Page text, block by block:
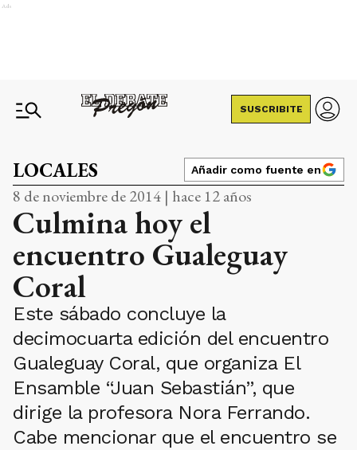
Ads
SUSCRIBITE
LOCALES Añadir como fuente en
8 de noviembre de 2014 | hace 12 años
Culmina hoy el
encuentro Gualeguay
Coral
Este sábado concluye la
decimocuarta edición del encuentro
Gualeguay Coral, que organiza El
Ensamble “Juan Sebastián”, que
dirige la profesora Nora Ferrando.
Cabe mencionar que el encuentro se